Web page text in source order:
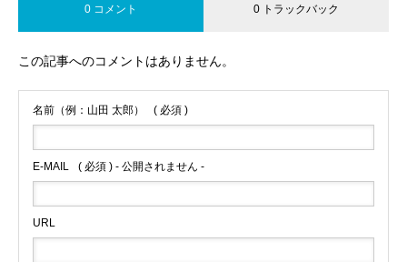
0 コメント 0 トラックバック
この記事へのコメントはありません。
名前（例：山田 太郎） ( 必須 )
E-MAIL ( 必須 ) - 公開されません -
URL